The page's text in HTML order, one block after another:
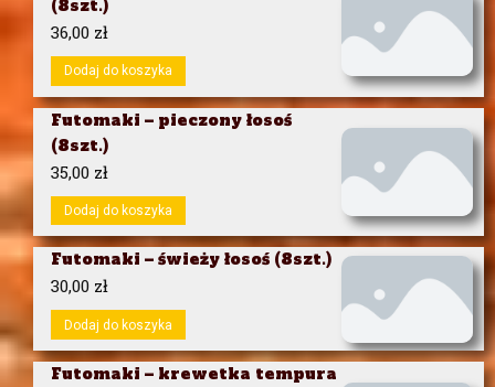
(8szt.)
36,00 zł
Dodaj do koszyka
Futomaki – pieczony łosoś
(8szt.)
35,00 zł
Dodaj do koszyka
Futomaki – świeży łosoś (8szt.)
30,00 zł
Dodaj do koszyka
Futomaki – krewetka tempura